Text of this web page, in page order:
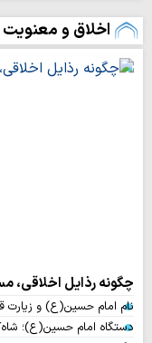
اخلاق و معنویت
چگونه رذایل اخلاقی،
نام امام حسین(ع) و
دستگاه امام حسین(ع)؛